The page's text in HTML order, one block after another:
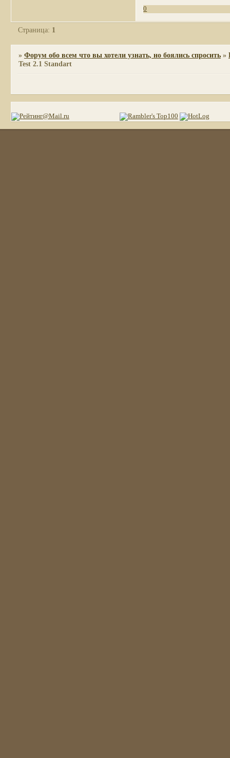
0
Страница: 1
»Форум обо всем что вы хотели узнать, но боялись спросить »
Test 2.1 Standart